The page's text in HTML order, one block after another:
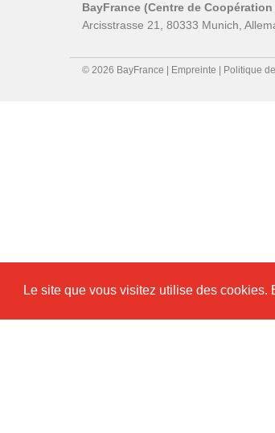
Le site que vous visitez utilise des
BayFrance (Centre de
Arcisstrasse 21, 80333 Munich,
© 2026 BayFrance | Empreinte Politique